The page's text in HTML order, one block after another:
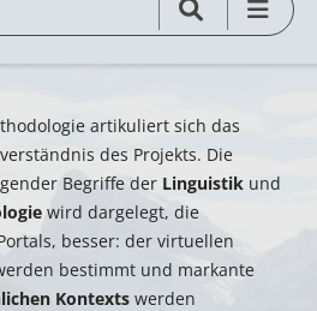
artikuliert sich das
des Projekts. Die
Begriffe der Linguistik und
wird dargelegt, die
besser: der virtuellen
bestimmt und markante
Kontexts werden